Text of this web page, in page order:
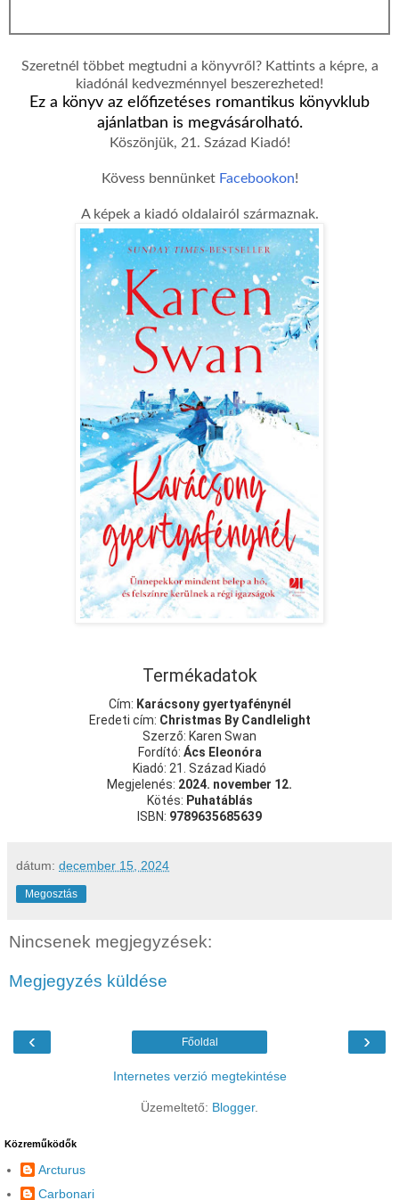
Szeretnél többet megtudni a könyvről? Kattints a képre, a
kiadónál kedvezménnyel beszerezheted!
Ez a könyv az előfizetéses romantikus könyvklub
ajánlatban is megvásárolható.
Köszönjük, 21. Század Kiadó!
Kövess bennünket Facebookon!
A képek a kiadó oldalairól származnak.
Termékadatok
Cím: Karácsony gyertyafénynél
Eredeti cím: Christmas By Candlelight
Szerző: Karen Swan
Fordító: Ács Eleonóra
Kiadó: 21. Század Kiadó
Megjelenés: 2024. november 12.
Kötés: Puhatáblás
ISBN: 9789635685639
dátum: december 15, 2024
Megosztás
Nincsenek megjegyzések:
Megjegyzés küldése
‹ ›
Főoldal
Internetes verzió megtekintése
Üzemeltető: Blogger.
Közreműködők
Arcturus
Carbonari